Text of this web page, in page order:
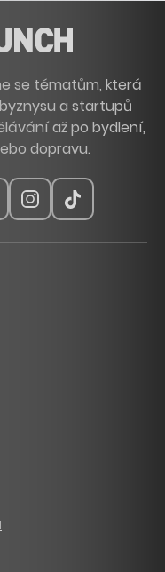
se tématům, která
a startupů
až po bydlení,
dopravu.